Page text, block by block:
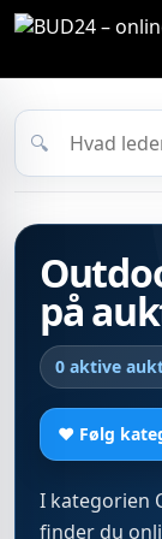
🔍
på
0 aktive
♥ Følg
I kategorien
finder du